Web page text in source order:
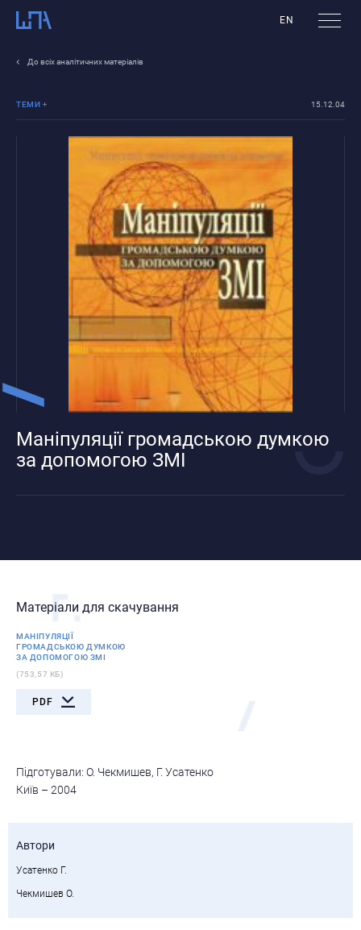
EN
До всіх аналітичних матеріалів
ТЕМИ 15.12.04
Маніпуляції громадською думкою
за допомогою ЗМІ
Матеріали для скачування
МАНІПУЛЯЦІЇ
ГРОМАДСЬКОЮ ДУМКОЮ
ЗА ДОПОМОГОЮ ЗМІ
(753,57 КБ)
PDF
Підготували: О. Чекмишев, Г. Усатенко
Київ – 2004
Автори
Усатенко Г.
Чекмишев О.